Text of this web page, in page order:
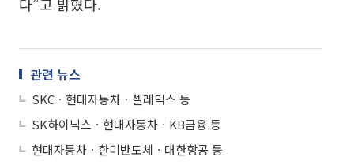
관련 뉴스
SKCㆍ현대자동차ㆍ셀레믹스 등
SK하이닉스ㆍ현대자동차ㆍKB금융 등
현대자동차ㆍ한미반도체ㆍ대한항공 등